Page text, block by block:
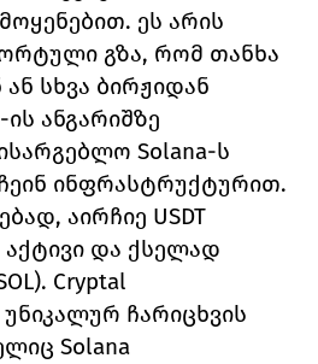
ეს არის
გზა, რომ თანხა
სხვა ბირჟიდან
ანგარიშზე
Solana-ს
ინფრასტრუქტურით.
აირჩიე USDT
და ქსელად
Cryptal
ჩარიცხვის
Solana